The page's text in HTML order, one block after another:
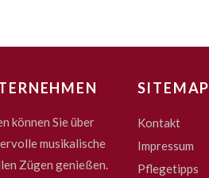
können Sie über
musikalische
Zügen genießen.
SITEMAP
Kontakt
Impressum
Pflegetipps